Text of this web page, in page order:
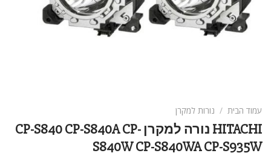
עמוד הבית / נורות למקרן
HITACHI נורה למקרן CP-S840 CP-S840A CP-
S840W CP-S840WA CP-S935W